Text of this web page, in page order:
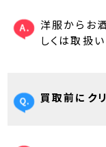
洋服からお
しくは取扱
買取前にク